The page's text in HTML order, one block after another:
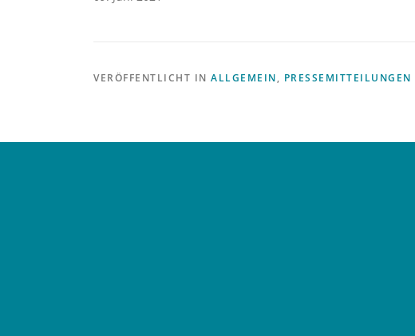
VERÖFFENTLICHT IN ALLGEMEIN, PRESSEMITTEILUNGEN